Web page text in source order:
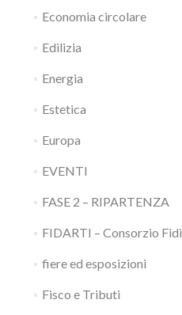
Economia circolare
Edilizia
Energia
Estetica
Europa
EVENTI
FASE 2 – RIPARTENZA
FIDARTI – Consorzio Fidi
fiere ed esposizioni
Fisco e Tributi